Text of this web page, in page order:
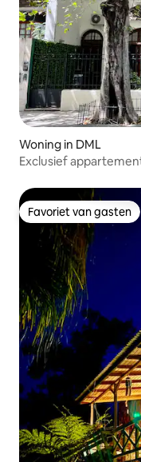
Woning in DML
Exclusief
Favoriet van gasten
Favoriet van gasten